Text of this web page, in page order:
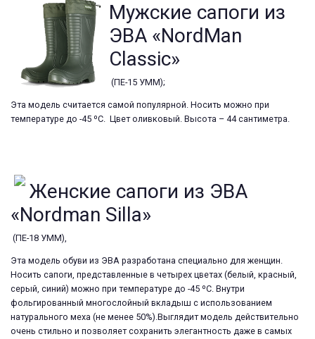
Мужские сапоги из
ЭВА «NordMan
Classic»
(ПЕ-15 УММ);
Эта модель считается самой популярной. Носить можно при
температуре до -45 ºС. Цвет оливковый. Высота – 44 сантиметра.
Женские сапоги из ЭВА
«Nordman Silla»
(ПЕ-18 УММ),
Эта модель обуви из ЭВА разработана специально для женщин.
Носить сапоги, представленные в четырех цветах (белый, красный,
серый, синий) можно при температуре до -45 ºС. Внутри
фольгированный многослойный вкладыш с использованием
натурального меха (не менее 50%).Выглядит модель действительно
очень стильно и позволяет сохранить элегантность даже в самых